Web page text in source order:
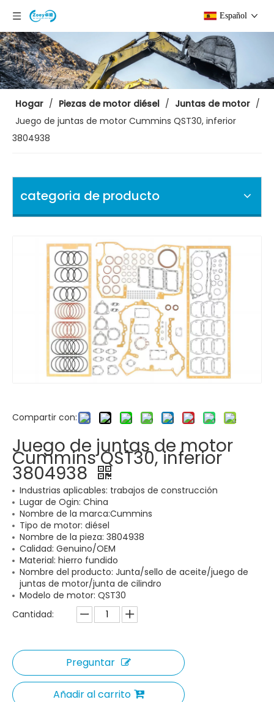
Español
Hogar / Piezas de motor diésel / Juntas de motor /
Juego de juntas de motor Cummins QST30, inferior
3804938
categoria de producto
Compartir con:
Juego de juntas de motor
Cummins QST30, inferior
3804938
Industrias aplicables: trabajos de construcción
Lugar de Ogin: China
Nombre de la marca:Cummins
Tipo de motor: diésel
Nombre de la pieza: 3804938
Calidad: Genuino/OEM
Material: hierro fundido
Nombre del producto: Junta/sello de aceite/juego de
juntas de motor/junta de cilindro
Modelo de motor: QST30
Cantidad:
Preguntar
Añadir al carrito